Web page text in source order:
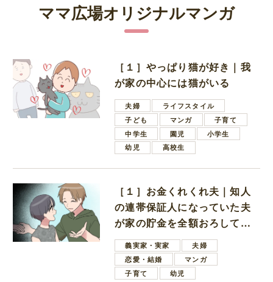
ママ広場オリジナルマンガ
［１］やっぱり猫が好き｜我
が家の中心には猫がいる
夫婦
ライフスタイル
子ども
マンガ
子育て
中学生
園児
小学生
幼児
高校生
［１］お金くれくれ夫｜知人
の連帯保証人になっていた夫
が家の貯金を全額おろしてほ
しいと言ってきた
義実家・実家
夫婦
恋愛・結婚
マンガ
子育て
幼児